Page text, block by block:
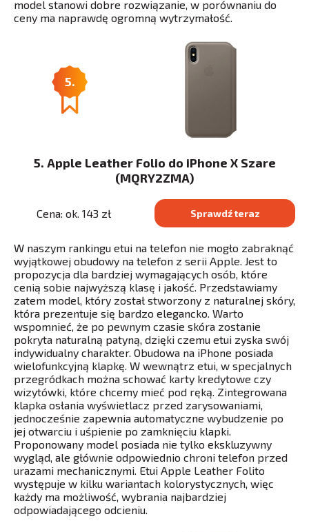
model stanowi dobre rozwiązanie, w porównaniu do
ceny ma naprawdę ogromną wytrzymałość.
5.
5. Apple Leather Folio do iPhone X Szare
(MQRY2ZMA)
Cena: ok. 143 zł Sprawdź teraz
W naszym rankingu etui na telefon nie mogło zabraknąć
wyjątkowej obudowy na telefon z serii Apple. Jest to
propozycja dla bardziej wymagających osób, które
cenią sobie najwyższą klasę i jakość. Przedstawiamy
zatem model, który został stworzony z naturalnej skóry,
która prezentuje się bardzo elegancko. Warto
wspomnieć, że po pewnym czasie skóra zostanie
pokryta naturalną patyną, dzięki czemu etui zyska swój
indywidualny charakter. Obudowa na iPhone posiada
wielofunkcyjną klapkę. W wewnątrz etui, w specjalnych
przegródkach można schować karty kredytowe czy
wizytówki, które chcemy mieć pod ręką. Zintegrowana
klapka osłania wyświetlacz przed zarysowaniami,
jednocześnie zapewnia automatyczne wybudzenie po
jej otwarciu i uśpienie po zamknięciu klapki.
Proponowany model posiada nie tylko ekskluzywny
wygląd, ale głównie odpowiednio chroni telefon przed
urazami mechanicznymi. Etui Apple Leather Folito
występuje w kilku wariantach kolorystycznych, więc
każdy ma możliwość, wybrania najbardziej
odpowiadającego odcieniu.